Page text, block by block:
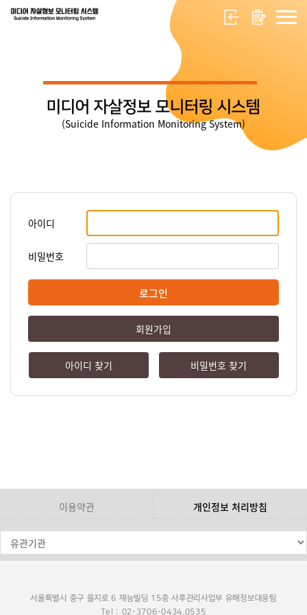
미디어 자살정보 모니터링 시스템
(Suicide Information Monitoring System)
아이디
비밀번호
로그인
회원가입
아이디 찾기 비밀번호 찾기
이용약관 개인정보 처리방침
서울특별시 중구 을지로 6 재능빌딩 15층 사후관리사업부 유해정보대응팀
Tel : 02-3706-0434,0535